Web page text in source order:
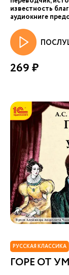
известность
аудиокниге
269 ₽
РУССКАЯ КЛАССИКА
ГОРЕ ОТ